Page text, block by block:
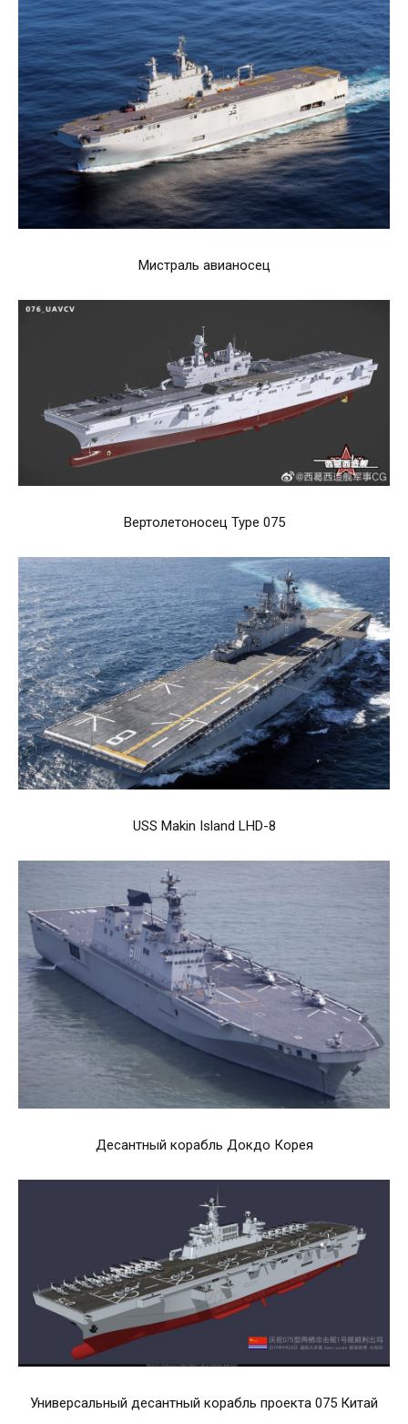
Мистраль авианосец
Вертолетоносец Type 075
USS Makin Island LHD-8
Десантный корабль Докдо Корея
Универсальный десантный корабль проекта 075 Китай